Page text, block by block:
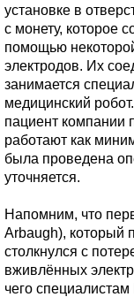
установке в
с монету, которое
помощью
электродов. Их
занимается
медицинский
пациент компании
работают как
была проведена
уточняется.
Напомним, что
Arbaugh), который
столкнулся с
вживлённых
чего